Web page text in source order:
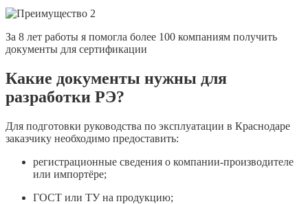
За 8 лет работы я помогла более 100 компаниям получить
документы для сертификации
Какие документы нужны для
разработки РЭ?
Для подготовки руководства по эксплуатации в Краснодаре
заказчику необходимо предоставить:
регистрационные сведения о компании-производителе
или импортёре;
ГОСТ или ТУ на продукцию;